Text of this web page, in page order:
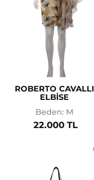
ROBERTO CAVALLI
ELBİSE
Beden: M
22.000 TL